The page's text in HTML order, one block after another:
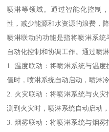
喷淋等领域。通过智能化控制
性，减少能源和水资源的浪费，
喷淋联动的功能是指将喷淋系
自动化控制和协调工作。通过喷
1. 温度联动：将喷淋系统与温
值时，喷淋系统自动启动，喷淋冷
2. 火灾联动：将喷淋系统与火
测到火灾时，喷淋系统自动启动
3. 烟雾联动：将喷淋系统与烟